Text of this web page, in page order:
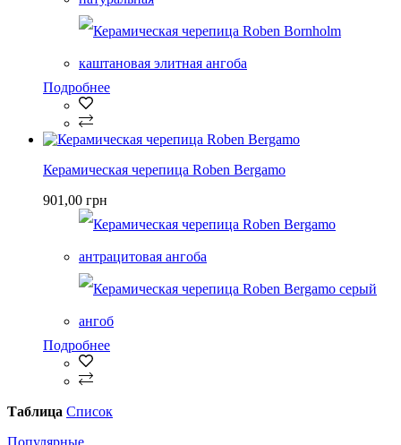
Подробнее
Керамическая черепица Roben Bergamo
901,00 грн
Подробнее
Таблица Список
Популярные